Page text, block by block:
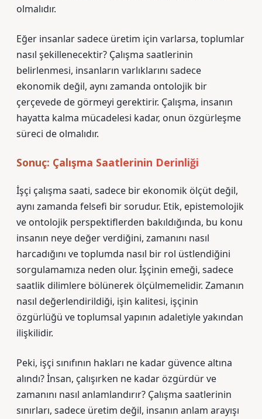
olmalıdır.
Eğer insanlar sadece üretim için varlarsa, toplumlar
nasıl şekillenecektir? Çalışma saatlerinin
belirlenmesi, insanların varlıklarını sadece
ekonomik değil, aynı zamanda ontolojik bir
çerçevede de görmeyi gerektirir. Çalışma, insanın
hayatta kalma mücadelesi kadar, onun özgürleşme
süreci de olmalıdır.
Sonuç: Çalışma Saatlerinin Derinliği
İşçi çalışma saati, sadece bir ekonomik ölçüt değil,
aynı zamanda felsefi bir sorudur. Etik, epistemolojik
ve ontolojik perspektiflerden bakıldığında, bu konu
insanın neye değer verdiğini, zamanını nasıl
harcadığını ve toplumda nasıl bir rol üstlendiğini
sorgulamamıza neden olur. İşçinin emeği, sadece
saatlik dilimlere bölünerek ölçülmemelidir. Zamanın
nasıl değerlendirildiği, işin kalitesi, işçinin
özgürlüğü ve toplumsal yapının adaletiyle yakından
ilişkilidir.
Peki, işçi sınıfının hakları ne kadar güvence altına
alındı? İnsan, çalışırken ne kadar özgürdür ve
zamanını nasıl anlamlandırır? Çalışma saatlerinin
sınırları, sadece üretim değil, insanın anlam arayışı